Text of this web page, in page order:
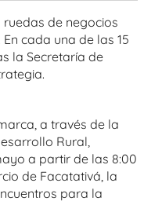
de negocios
cada una de las 15
la Secretaría de
a través de la
Rural,
a partir de las 8:00
de Facatativá, la
para la